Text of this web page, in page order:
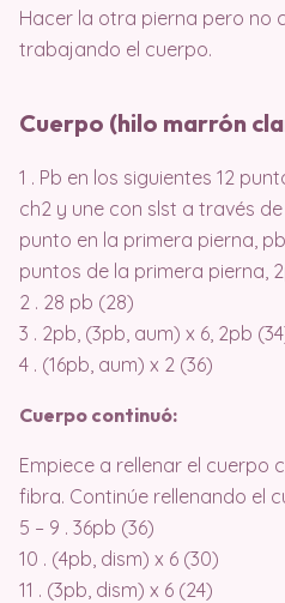
Hacer la otra pierna pero no
trabajando el cuerpo.
Cuerpo (hilo marrón
1 . Pb en los siguientes 12
ch2 y une con slst a través
punto en la primera pierna,
puntos de la primera pierna,
2 . 28 pb (28)
3 . 2pb, (3pb, aum) x 6, 2pb
4 . (16pb, aum) x 2 (36)
Cuerpo continuó:
Empiece a rellenar el cuerpo
fibra. Continúe rellenando el
5 – 9 . 36pb (36)
10 . (4pb, dism) x 6 (30)
11 . (3pb, dism) x 6 (24)